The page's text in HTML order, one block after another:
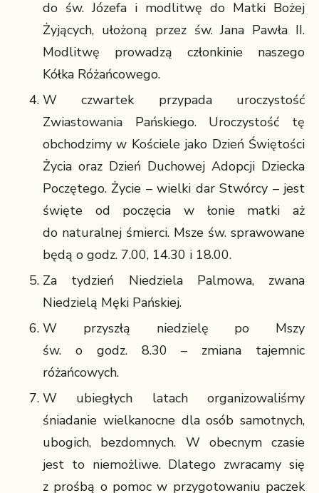
do św. Józefa i modlitwę do Matki Bożej
Żyjących, ułożoną przez św. Jana Pawła II.
Modlitwę prowadzą członkinie naszego
Kółka Różańcowego.
W czwartek przypada uroczystość
Zwiastowania Pańskiego. Uroczystość tę
obchodzimy w Kościele jako Dzień Świętości
Życia oraz Dzień Duchowej Adopcji Dziecka
Poczętego. Życie – wielki dar Stwórcy – jest
święte od poczęcia w łonie matki aż
do naturalnej śmierci. Msze św. sprawowane
będą o godz. 7.00, 14.30 i 18.00.
Za tydzień Niedziela Palmowa, zwana
Niedzielą Męki Pańskiej.
W przyszłą niedzielę po Mszy
św. o godz. 8.30 – zmiana tajemnic
różańcowych.
W ubiegłych latach organizowaliśmy
śniadanie wielkanocne dla osób samotnych,
ubogich, bezdomnych. W obecnym czasie
jest to niemożliwe. Dlatego zwracamy się
z prośbą o pomoc w przygotowaniu paczek